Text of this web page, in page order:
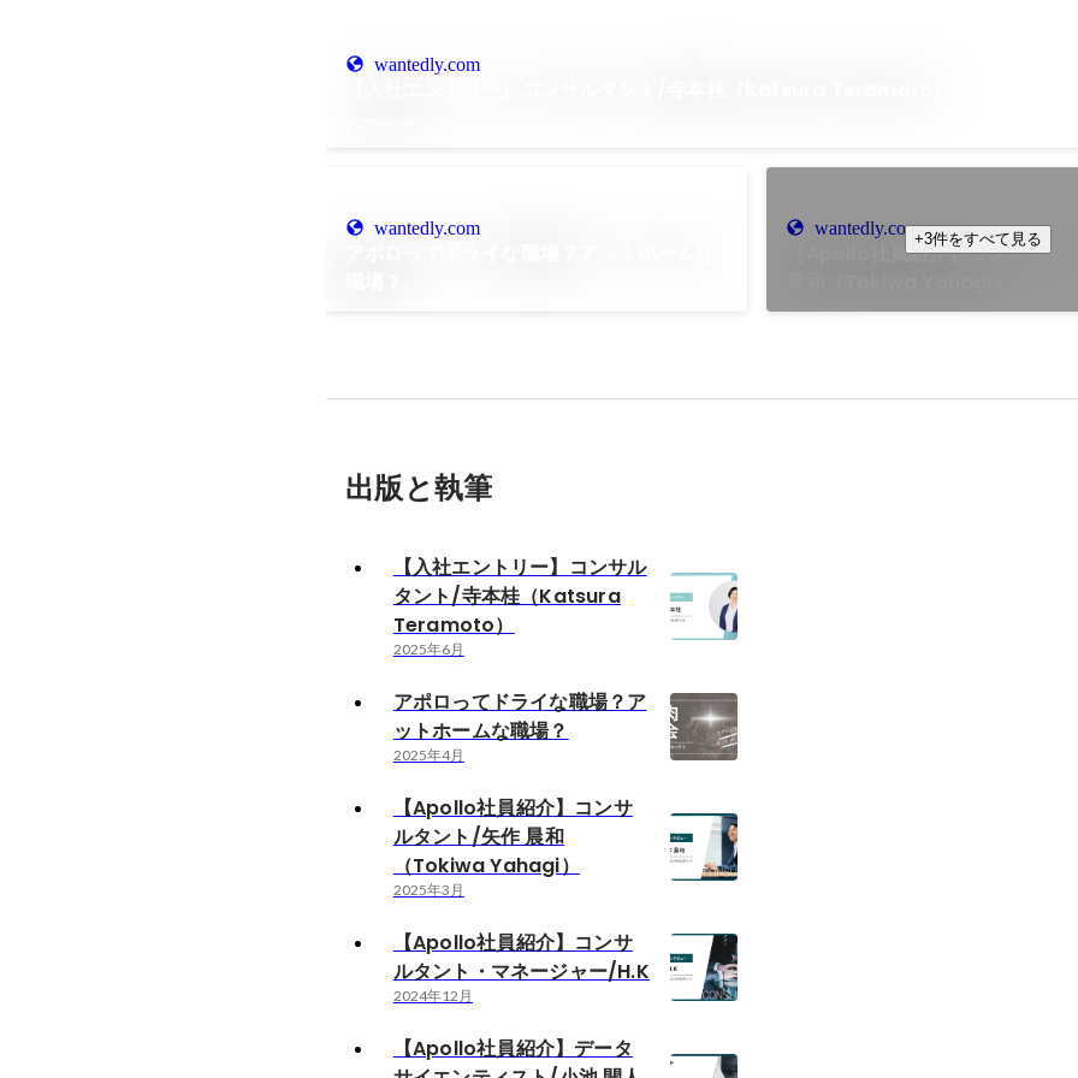
wantedly.com
wantedly.com wantedly.com
【Apollo社員紹介】コンサルタ
+3件をすべて見る
出版と執筆
【入社エントリー】コンサル
タント/寺本桂（Katsura
Teramoto）
2025年6月
アポロってドライな職場？ア
ットホームな職場？
2025年4月
【Apollo社員紹介】コンサ
ルタント/矢作 晨和
（Tokiwa Yahagi）
2025年3月
【Apollo社員紹介】コンサ
ルタント・マネージャー/H.K
2024年12月
【Apollo社員紹介】データ